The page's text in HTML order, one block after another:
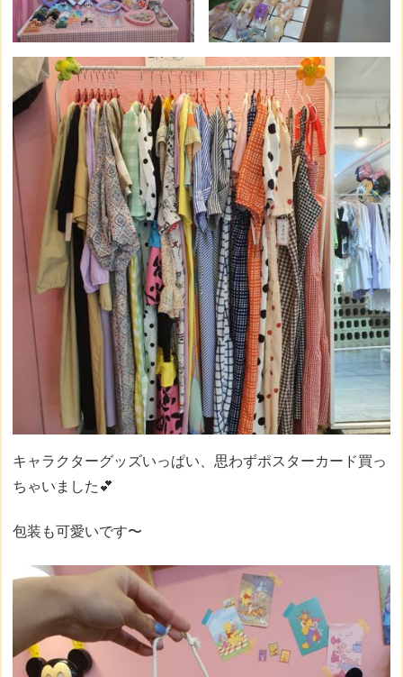
キャラクターグッズいっぱい、思わずポスターカード買っ
ちゃいました💕
包装も可愛いです〜